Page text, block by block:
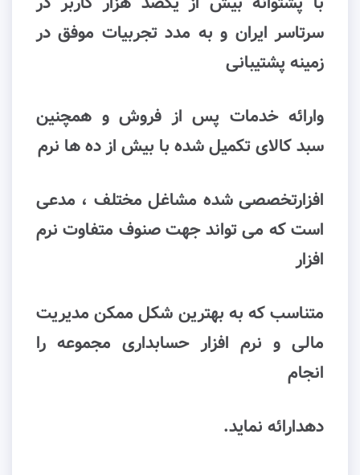
سرتاسر ایران و به مدد تجربیات موفق در
زمینه پشتیبانی
وارائه خدمات پس از فروش و همچنین
سبد کالای تکمیل شده با بیش از ده ها نرم
افزارتخصصی شده مشاغل مختلف ، مدعی
است که می تواند جهت صنوف متفاوت نرم
افزار
متناسب که به بهترین شکل ممکن مدیریت
مالی و نرم افزار حسابداری مجموعه را
انجام
دهدارائه نماید.